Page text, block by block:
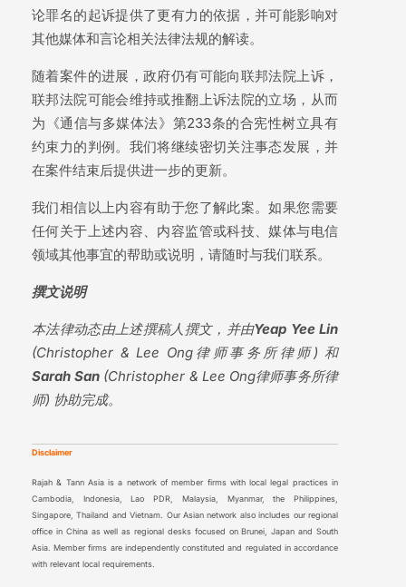
论罪名的起诉提供了更有力的依据，并可能影响对
其他媒体和言论相关法律法规的解读。
随着案件的进展，政府仍有可能向联邦法院上诉，
联邦法院可能会维持或推翻上诉法院的立场，从而
为《通信与多媒体法》第233条的合宪性树立具有
约束力的判例。我们将继续密切关注事态发展，并
在案件结束后提供进一步的更新。
我们相信以上内容有助于您了解此案。如果您需要
任何关于上述内容、内容监管或科技、媒体与电信
领域其他事宜的帮助或说明，请随时与我们联系。
撰文说明
本法律动态由上述撰稿人撰文，并由Yeap Yee Lin
(Christopher & Lee Ong律师事务所律师) 和
Sarah San (Christopher & Lee Ong律师事务所律
师) 协助完成。
Disclaimer
Rajah & Tann Asia is a network of member firms with local legal practices in
Cambodia, Indonesia, Lao PDR, Malaysia, Myanmar, the Philippines,
Singapore, Thailand and Vietnam. Our Asian network also includes our regional
office in China as well as regional desks focused on Brunei, Japan and South
Asia. Member firms are independently constituted and regulated in accordance
with relevant local requirements.